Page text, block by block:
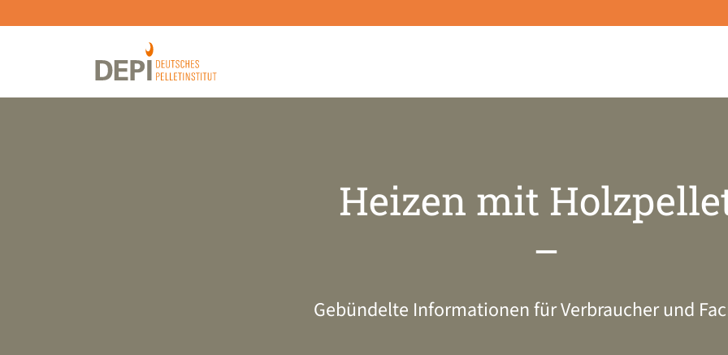
Heizen mit
–
Gebündelte Informationen für Verbraucher und